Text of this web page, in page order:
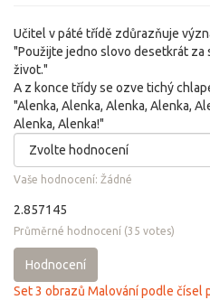
Učitel v páté třídě zdůrazňuje
"Použijte jedno slovo desetkrát za
život."
A z konce třídy se ozve tichý
"Alenka, Alenka, Alenka, Alenka,
Alenka, Alenka!"
Vaše hodnocení: Žádné
2.857145
Průměrné hodnocení (35 votes)
Hodnocení
Set 3 obrazů Malování podle čísel